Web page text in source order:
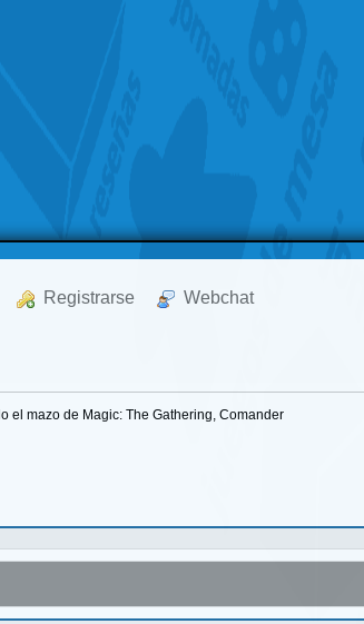
Registrarse Webchat
el mazo de Magic: The Gathering, Comander